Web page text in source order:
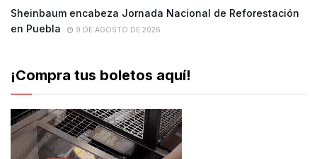
Sheinbaum encabeza Jornada Nacional de Reforestación
en Puebla
9 DE AGOSTO DE 2026
¡Compra tus boletos aquí!